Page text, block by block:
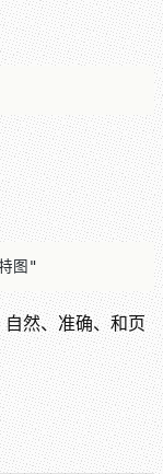
图"
然、准确、和页